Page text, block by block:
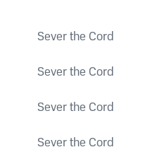
Sever the Cord
Sever the Cord
Sever the Cord
Sever the Cord